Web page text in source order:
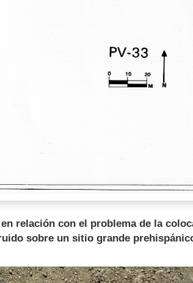
relación con el problema de la
sobre un sitio grande